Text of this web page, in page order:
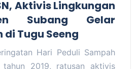
Aktivis Lingkungan
Subang Gelar
Tugu Seeng
Hari Peduli Sampah
tahun 2019, ratusan aktivis